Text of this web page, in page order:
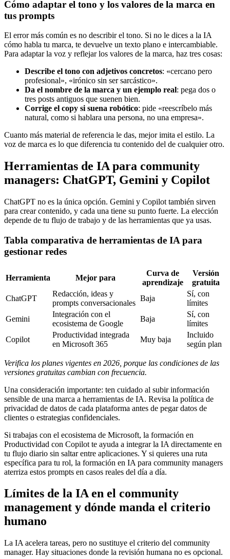
Cómo adaptar el tono y los valores de la marca en
tus prompts
El error más común es no describir el tono. Si no le dices a la IA
cómo habla tu marca, te devuelve un texto plano e intercambiable.
Para adaptar la voz y reflejar los valores de la marca, haz tres cosas:
Describe el tono con adjetivos concretos: «cercano pero
profesional», «irónico sin ser sarcástico».
Da el nombre de la marca y un ejemplo real: pega dos o
tres posts antiguos que suenen bien.
Corrige el copy si suena robótico: pide «reescríbelo más
natural, como si hablara una persona, no una empresa».
Cuanto más material de referencia le das, mejor imita el estilo. La
voz de marca es lo que diferencia tu contenido del de cualquier otro.
Herramientas de IA para community
managers: ChatGPT, Gemini y Copilot
ChatGPT no es la única opción. Gemini y Copilot también sirven
para crear contenido, y cada una tiene su punto fuerte. La elección
depende de tu flujo de trabajo y de las herramientas que ya usas.
Tabla comparativa de herramientas de IA para
gestionar redes
Herramienta Mejor para
Curva de
aprendizaje
Versión
gratuita
ChatGPT
Redacción, ideas y
prompts conversacionales
Baja
Sí, con
límites
Gemini
Integración con el
ecosistema de Google
Baja
Sí, con
límites
Copilot
Productividad integrada
en Microsoft 365
Muy baja
Incluido
según plan
Verifica los planes vigentes en 2026, porque las condiciones de las
versiones gratuitas cambian con frecuencia.
Una consideración importante: ten cuidado al subir información
sensible de una marca a herramientas de IA. Revisa la política de
privacidad de datos de cada plataforma antes de pegar datos de
clientes o estrategias confidenciales.
Si trabajas con el ecosistema de Microsoft, la formación en
Productividad con Copilot te ayuda a integrar la IA directamente en
tu flujo diario sin saltar entre aplicaciones. Y si quieres una ruta
específica para tu rol, la formación en IA para community managers
aterriza estos prompts en casos reales del día a día.
Límites de la IA en el community
management y dónde manda el criterio
humano
La IA acelera tareas, pero no sustituye el criterio del community
manager. Hay situaciones donde la revisión humana no es opcional.